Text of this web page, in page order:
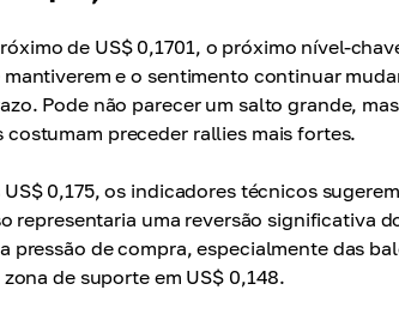
de US$ 0,1701, o próximo nível-
e o sentimento continuar
Pode não parecer um salto grande,
preceder rallies mais fortes.
0,175, os indicadores técnicos
representaria uma reversão significativa
de compra, especialmente das
de suporte em US$ 0,148.